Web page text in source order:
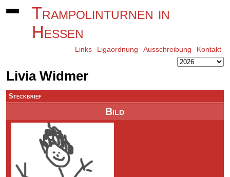
Trampolinturnen in
Hessen
Links Ligaordnung Ausschreibung Kontakt
Livia Widmer
Bild
Steckbrief